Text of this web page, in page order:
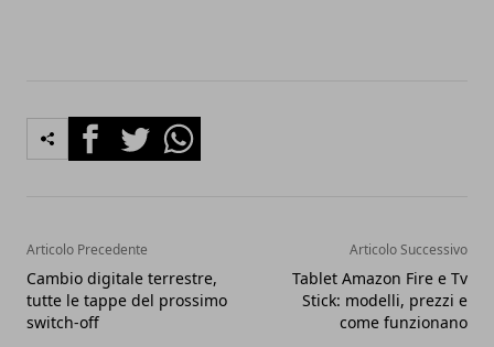
FacebookTwitterWhatsapp
Articolo Precedente
Cambio digitale terrestre,
tutte le tappe del prossimo
switch-off
Articolo Successivo
Tablet Amazon Fire e Tv
Stick: modelli, prezzi e
come funzionano